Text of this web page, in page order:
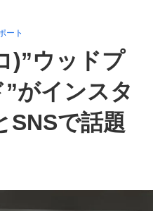
ート
)”ウッドプ
がインスタ
SNSで話題